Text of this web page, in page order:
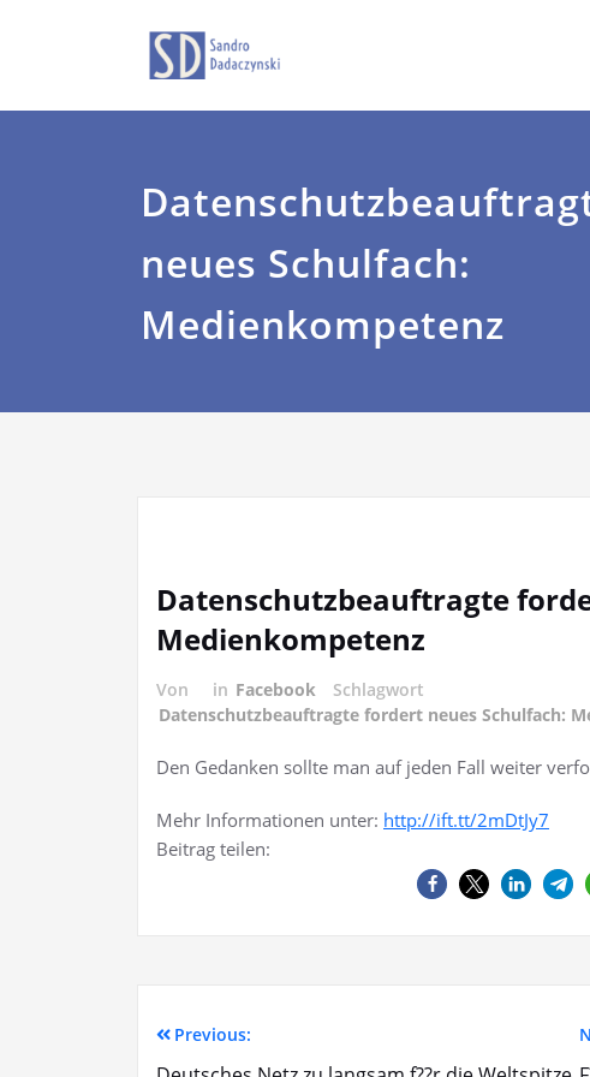
neues Schulfach:
Medienkompetenz
Datenschutzbeauftragte
Medienkompetenz
Von in Facebook
Schlagwort
Datenschutzbeauftragte fordert neues Schulfach:
Den Gedanken sollte man auf jeden Fall weiter
Mehr Informationen unter: http://ift.tt/2mDtJy7
Beitrag teilen:
Previous: